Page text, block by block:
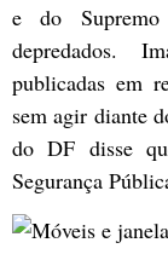
e do Supremo
depredados.
publicadas em
sem agir diante
do DF disse
Segurança